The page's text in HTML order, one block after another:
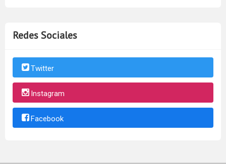
Redes Sociales
Twitter
Instagram
Facebook